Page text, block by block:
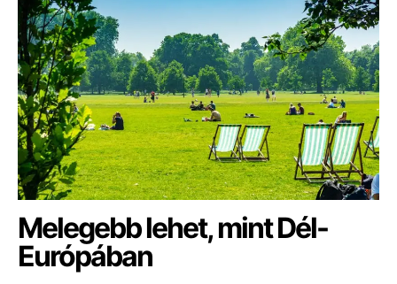
Melegebb lehet, mint Dél-
Európában